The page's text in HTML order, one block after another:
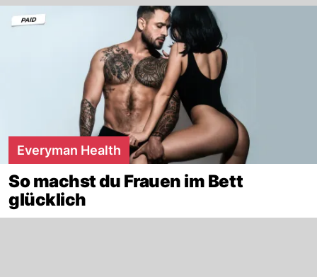
Everyman Health
So machst du Frauen im Bett
glücklich